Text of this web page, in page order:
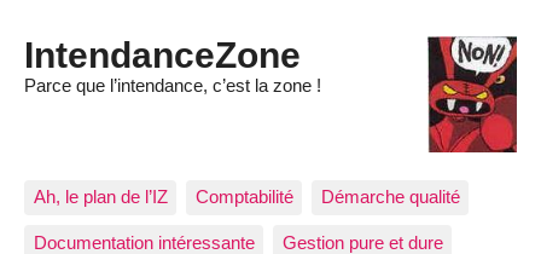
IntendanceZone
Parce que l’intendance, c’est la zone !
Ah, le plan de l’IZ Comptabilité Démarche qualité
Documentation intéressante Gestion pure et dure